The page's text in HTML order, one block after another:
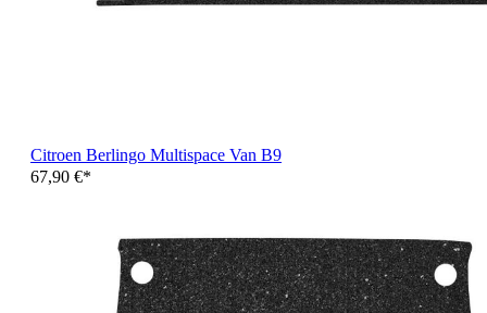
Citroen Berlingo Multispace Van B9
67,90 €*